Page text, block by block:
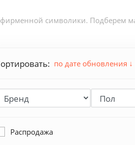
символики. Подберем
по дате обновления
Распродажа